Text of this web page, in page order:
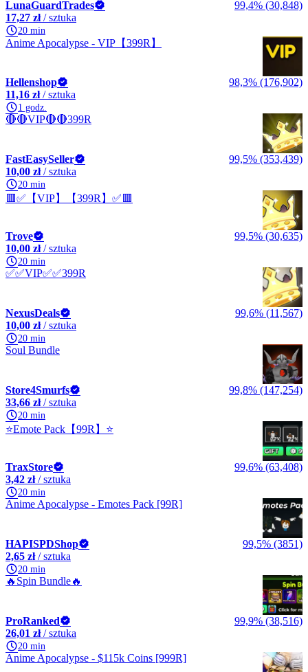
LunaGuardTrades
99,4% (30,848)
17,27 zł/ sztuka
20 min
Anime Apocalypse - VIP【399R】
Hellenshop
98,3% (176,902)
11,16 zł/ sztuka
1 godz.
🔴🔴VIP🔴🔴399R
FastEasySeller
99,5% (353,439)
10,00 zł/ sztuka
20 min
🟥✅【VIP】【399R】✅🟥
Trove
99,5% (30,635)
10,00 zł/ sztuka
20 min
✅✅VIP✅✅399R
NexusDeals
99,6% (11,567)
10,00 zł/ sztuka
20 min
Soul Bundle
Store4Smurfs
99,8% (147,254)
33,66 zł/ sztuka
20 min
⭐Emote Pack【99R】⭐
TraxStore
99,6% (63,408)
3,42 zł/ sztuka
20 min
Anime Apocalypse - Emotes Pack [99R]
HAPISPDShop
99,5% (3851)
2,65 zł/ sztuka
20 min
🔥Spin Bundle🔥
ProRanked
99,9% (38,516)
26,01 zł/ sztuka
20 min
Anime Apocalypse - $115k Coins [999R]